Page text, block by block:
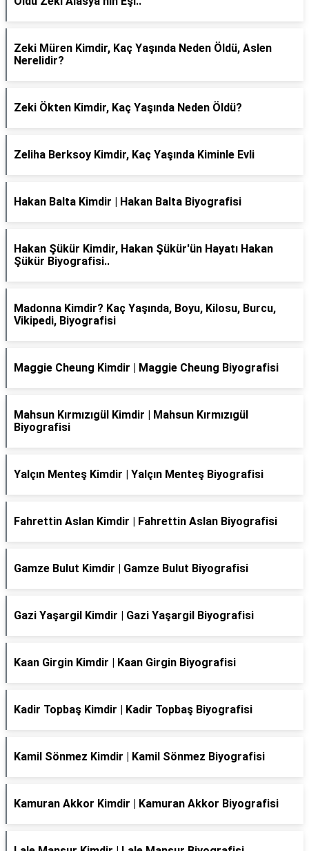
Zeki Müren Kimdir, Kaç Yaşında Neden Öldü, Aslen
Nerelidir?
Zeki Ökten Kimdir, Kaç Yaşında Neden Öldü?
Zeliha Berksoy Kimdir, Kaç Yaşında Kiminle Evli
Hakan Balta Kimdir | Hakan Balta Biyografisi
Hakan Şükür Kimdir, Hakan Şükür'ün Hayatı Hakan
Şükür Biyografisi..
Madonna Kimdir? Kaç Yaşında, Boyu, Kilosu, Burcu,
Vikipedi, Biyografisi
Maggie Cheung Kimdir | Maggie Cheung Biyografisi
Mahsun Kırmızıgül Kimdir | Mahsun Kırmızıgül
Biyografisi
Yalçın Menteş Kimdir | Yalçın Menteş Biyografisi
Fahrettin Aslan Kimdir | Fahrettin Aslan Biyografisi
Gamze Bulut Kimdir | Gamze Bulut Biyografisi
Gazi Yaşargil Kimdir | Gazi Yaşargil Biyografisi
Kaan Girgin Kimdir | Kaan Girgin Biyografisi
Kadir Topbaş Kimdir | Kadir Topbaş Biyografisi
Kamil Sönmez Kimdir | Kamil Sönmez Biyografisi
Kamuran Akkor Kimdir | Kamuran Akkor Biyografisi